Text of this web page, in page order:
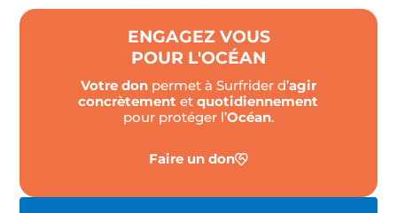
ENGAGEZ VOUS
POUR L'OCÉAN
Votre donpermet à Surfrider d’agir
concrètement etquotidiennement
pour protéger l’Océan.
Faire un don